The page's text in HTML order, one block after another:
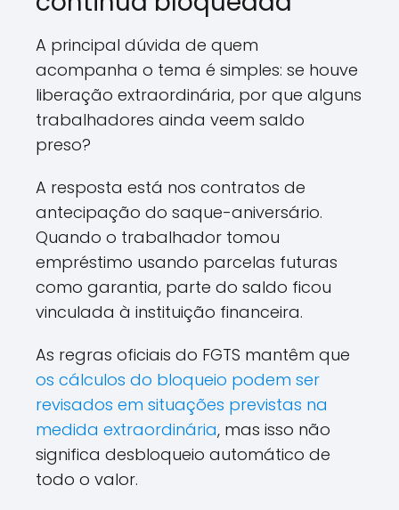
A principal dúvida de quem
acompanha o tema é simples: se houve
liberação extraordinária, por que alguns
trabalhadores ainda veem saldo
preso?
A resposta está nos contratos de
antecipação do saque-aniversário.
Quando o trabalhador tomou
empréstimo usando parcelas futuras
como garantia, parte do saldo ficou
vinculada à instituição financeira.
As regras oficiais do FGTS mantêm que
os cálculos do bloqueio podem ser
revisados em situações previstas na
medida extraordinária, mas isso não
significa desbloqueio automático de
todo o valor.